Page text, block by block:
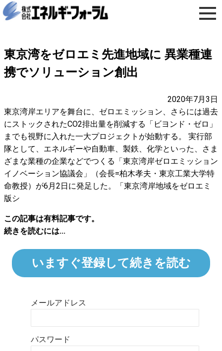
東京湾をゼロエミ先進地域に 異業種連
携でソリューション創出
2020年7月3日
東京湾岸エリアを舞台に、ゼロエミッション、さらには過去
にストックされたCO2排出量を削減する「ビヨンド・ゼロ」
までも視野に入れた一大プロジェクトが始動する。 実行部
隊として、エネルギーや自動車、製鉄、化学といった、さま
ざまな業種の企業などでつくる「東京湾岸ゼロエミッション
イノベーション協議会」（会長=柏木孝夫・東京工業大学特
命教授）が6月2日に発足した。「東京湾岸地域をゼロエミ
版シ
この記事は有料記事です。
続きを読むには...
いますぐ登録して続きを読む
メールアドレス
パスワード